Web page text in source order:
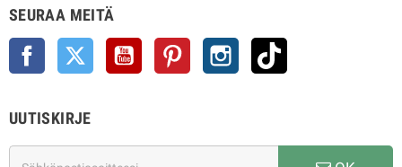
SEURAA MEITÄ
Facebook Twitter YouTube Pinterest Instagram
UUTISKIRJE